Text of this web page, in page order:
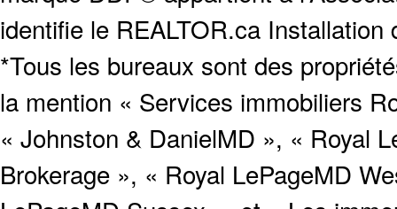
identifie le REALTOR.ca
*Tous les bureaux sont des
la mention « Services immobiliers
« Johnston & DanielMD », « Royal
Brokerage », « Royal LePageMD